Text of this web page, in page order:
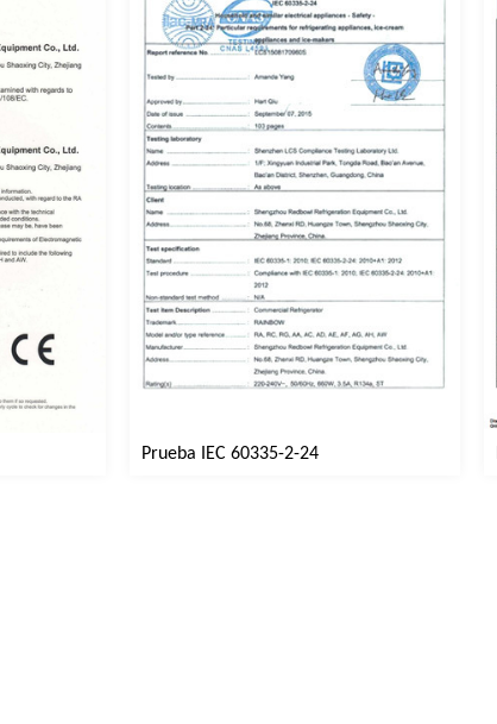
Prueba IEC 60335-2-24